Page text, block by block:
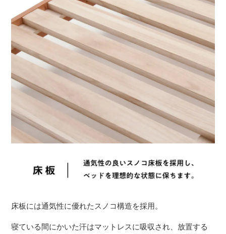
床板には通気性に優れたスノコ構造を採用。
寝ている間にかいた汗はマットレスに吸収され、放置する